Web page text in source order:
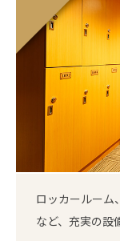
ロッカールーム
など、充実の設